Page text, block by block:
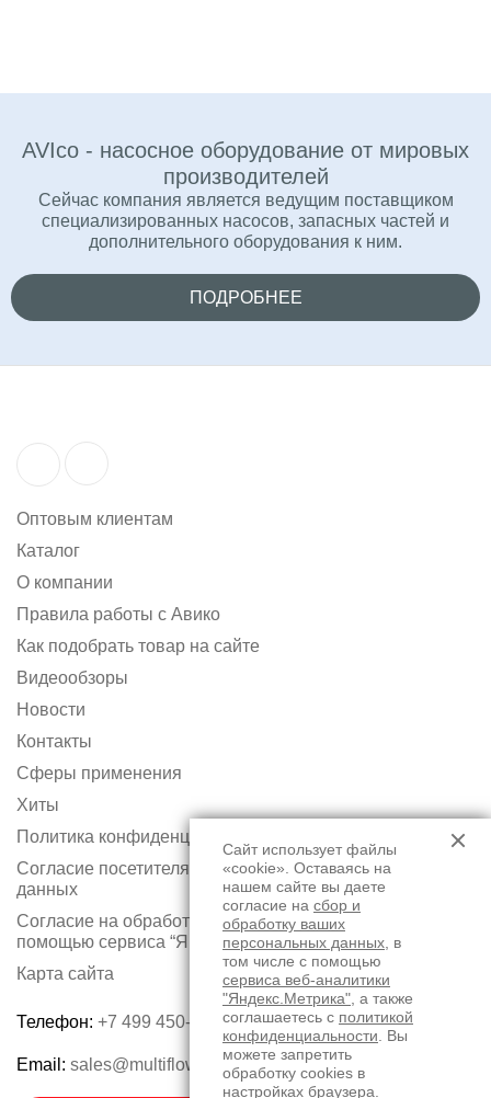
AVIco - насосное оборудование от мировых
производителей
Сейчас компания является ведущим поставщиком
специализированных насосов, запасных частей и
дополнительного оборудования к ним.
ПОДРОБНЕЕ
Оптовым клиентам
Каталог
О компании
Правила работы с Авико
Как подобрать товар на сайте
Видеообзоры
Новости
Контакты
Сферы применения
Хиты
Политика конфиденциальности
Согласие посетителя сайта на обработку персональных
данных
Согласие на обработку персональных данных с
помощью сервиса “Яндекс.Метрика”
Карта сайта
Телефон: +7 499 450-75-50
Email: sales@multiflow.ru
Сайт использует файлы
«cookie». Оставаясь на
нашем сайте вы даете
согласие на сбор и
обработку ваших
персональных данных , в
том числе с помощью
сервиса веб-аналитики
"Яндекс.Метрика" , а также
соглашаетесь с политикой
конфиденциальности . Вы
можете запретить
обработку cookies в
настройках браузера.